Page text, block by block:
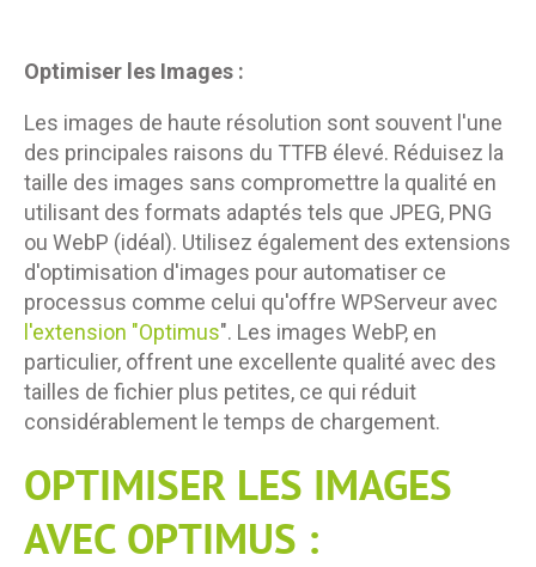
Optimiser les Images :
Les images de haute résolution sont souvent l'une
des principales raisons du TTFB élevé. Réduisez la
taille des images sans compromettre la qualité en
utilisant des formats adaptés tels que JPEG, PNG
ou WebP (idéal). Utilisez également des extensions
d'optimisation d'images pour automatiser ce
processus comme celui qu'offre WPServeur avec
l'extension "Optimus". Les images WebP, en
particulier, offrent une excellente qualité avec des
tailles de fichier plus petites, ce qui réduit
considérablement le temps de chargement.
OPTIMISER LES IMAGES
AVEC OPTIMUS :